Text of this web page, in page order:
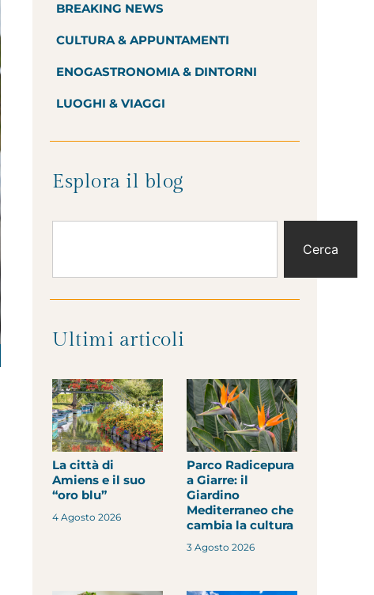
BREAKING NEWS
CULTURA & APPUNTAMENTI
ENOGASTRONOMIA & DINTORNI
LUOGHI & VIAGGI
Esplora il blog
Cerca
Ultimi articoli
La città di
Amiens e il suo
“oro blu”
4 Agosto 2026
Parco Radicepura
a Giarre: il
Giardino
Mediterraneo che
cambia la cultura
3 Agosto 2026